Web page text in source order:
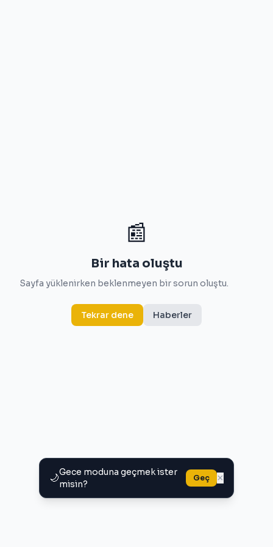
🌙Gece moduna geçmek ister
misin?
Geç ×
📰
Bir hata oluştu
Sayfa yüklenirken beklenmeyen bir sorun oluştu.
Tekrar dene Haberler